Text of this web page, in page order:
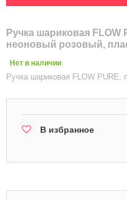
Ручка шариковая
неоновый розовый,
Нет в наличии
Ручка шариковая FLOW PURE,
В избранное